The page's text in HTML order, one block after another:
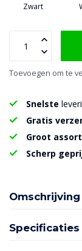
Zwart
Toevoegen om te
Snelste
Gratis
Groot
Scherp
Omschrijving
Specificaties